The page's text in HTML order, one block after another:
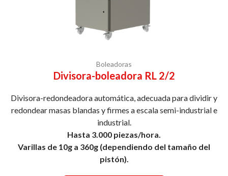
Boleadoras
Divisora-boleadora RL 2/2
Divisora-redondeadora automática, adecuada para dividir y
redondear masas blandas y firmes a escala semi-industrial e
industrial.
Hasta 3.000 piezas/hora.
Varillas de 10g a 360g (dependiendo del tamaño del
pistón).